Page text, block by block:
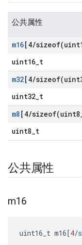
公共属性
m16[4/sizeof(
uint16_t
m32[4/sizeof(
uint32_t
m8 [4/sizeof(uint8
uint8_t
公共属性
m16
uint16_t m16[4/